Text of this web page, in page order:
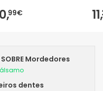
99€ 11,
SOBRE Mordedores
dentes